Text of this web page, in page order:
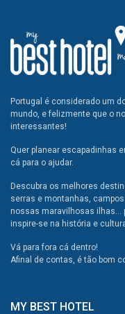
Portugal é considerado um
mundo, e felizmente que o
interessantes!
Quer planear escapadinhas
cá para o ajudar.
Descubra os melhores
serras e montanhas,
nossas maravilhosas ilhas...
inspire-se na história e
Vá para fora cá dentro!
Afinal de contas, é tão bom
MY BEST HOTEL